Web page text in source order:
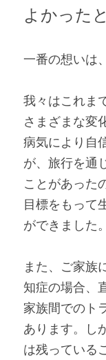
よかった
一番の想いは
我々はこれま
さまざまな変
病気により自
が、旅行を通
ことがあった
目標をもって
ができました。
また、ご家族
知症の場合、
家族間でのト
あります。し
は残っている